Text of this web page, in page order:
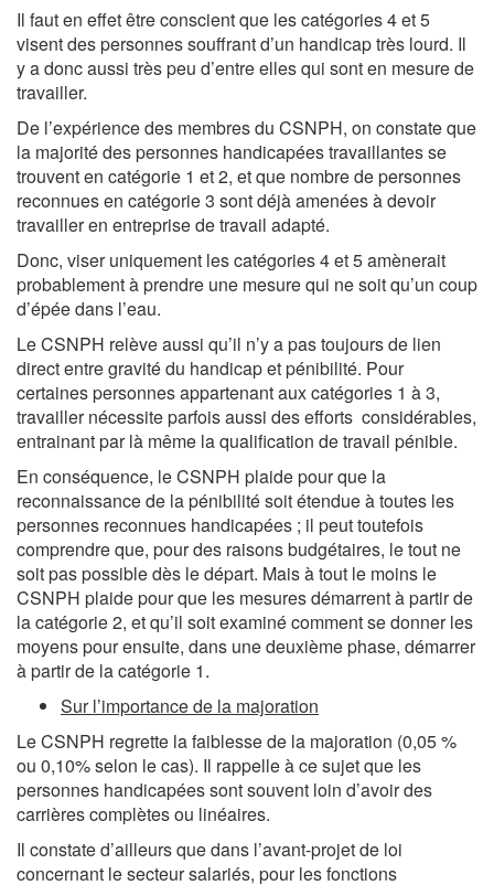
Il faut en effet être conscient que les catégories 4 et 5
visent des personnes souffrant d’un handicap très lourd. Il
y a donc aussi très peu d’entre elles qui sont en mesure de
travailler.
De l’expérience des membres du CSNPH, on constate que
la majorité des personnes handicapées travaillantes se
trouvent en catégorie 1 et 2, et que nombre de personnes
reconnues en catégorie 3 sont déjà amenées à devoir
travailler en entreprise de travail adapté.
Donc, viser uniquement les catégories 4 et 5 amènerait
probablement à prendre une mesure qui ne soit qu’un coup
d’épée dans l’eau.
Le CSNPH relève aussi qu’il n’y a pas toujours de lien
direct entre gravité du handicap et pénibilité. Pour
certaines personnes appartenant aux catégories 1 à 3,
travailler nécessite parfois aussi des efforts considérables,
entrainant par là même la qualification de travail pénible.
En conséquence, le CSNPH plaide pour que la
reconnaissance de la pénibilité soit étendue à toutes les
personnes reconnues handicapées ; il peut toutefois
comprendre que, pour des raisons budgétaires, le tout ne
soit pas possible dès le départ. Mais à tout le moins le
CSNPH plaide pour que les mesures démarrent à partir de
la catégorie 2, et qu’il soit examiné comment se donner les
moyens pour ensuite, dans une deuxième phase, démarrer
à partir de la catégorie 1.
Sur l’importance de la majoration
Le CSNPH regrette la faiblesse de la majoration (0,05 %
ou 0,10% selon le cas). Il rappelle à ce sujet que les
personnes handicapées sont souvent loin d’avoir des
carrières complètes ou linéaires.
Il constate d’ailleurs que dans l’avant-projet de loi
concernant le secteur salariés, pour les fonctions